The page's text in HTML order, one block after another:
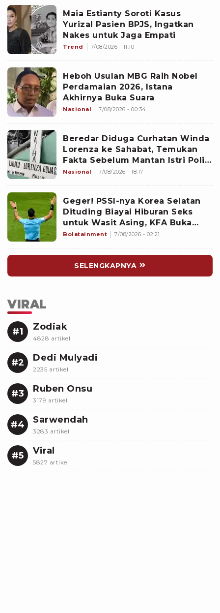
Maia Estianty Soroti Kasus
Yurizal Pasien BPJS, Ingatkan
Nakes untuk Jaga Empati
Trend 7/08/2026 - 11:10
Heboh Usulan MBG Raih Nobel
Perdamaian 2026, Istana
Akhirnya Buka Suara
Nasional 7/08/2026 - 00:34
Beredar Diduga Curhatan Winda
Lorenza ke Sahabat, Temukan
Fakta Sebelum Mantan Istri Polisi
di Medan Tewas
Nasional 7/08/2026 - 18:17
Geger! PSSI-nya Korea Selatan
Dituding Biayai Hiburan Seks
untuk Wasit Asing, KFA Buka
Suara
Bolatainment 7/08/2026 - 02:21
SELENGKAPNYA
VIRAL
#1 Zodiak
4828 artikel
#2 Dedi Mulyadi
2235 artikel
#3 Ruben Onsu
3179 artikel
#4 Sarwendah
3283 artikel
#5 Viral
5827 artikel